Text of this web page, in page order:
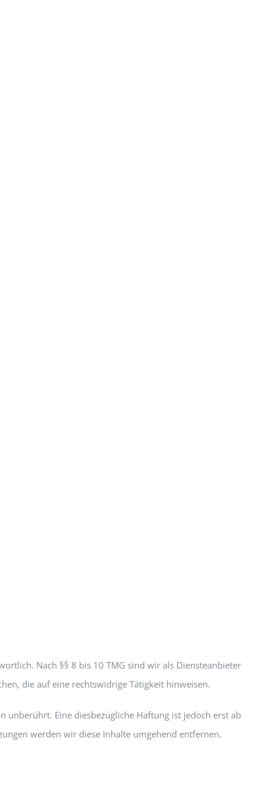
Nach §§ 8 bis 10 TMG sind wir als Diensteanbieter
die auf eine rechtswidrige Tätigkeit hinweisen.
Eine diesbezügliche Haftung ist jedoch erst ab
werden wir diese Inhalte umgehend entfernen.